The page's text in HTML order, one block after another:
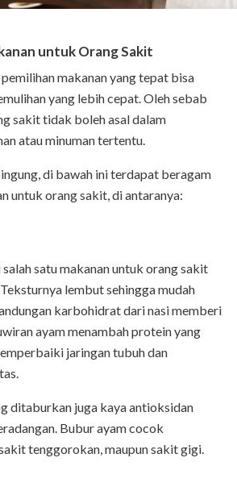
untuk Orang Sakit
makanan yang tepat bisa
yang lebih cepat. Oleh sebab
sakit tidak boleh asal dalam
atau minuman tertentu.
di bawah ini terdapat beragam
untuk orang sakit, di antaranya:
satu makanan untuk orang sakit
lembut sehingga mudah
karbohidrat dari nasi memberi
ayam menambah protein yang
jaringan tubuh dan
ditaburkan juga kaya antioksidan
Bubur ayam cocok
tenggorokan, maupun sakit gigi.